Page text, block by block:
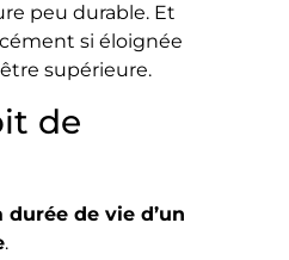
peu durable. Et
si éloignée
supérieure.
de
durée de vie d’un
.